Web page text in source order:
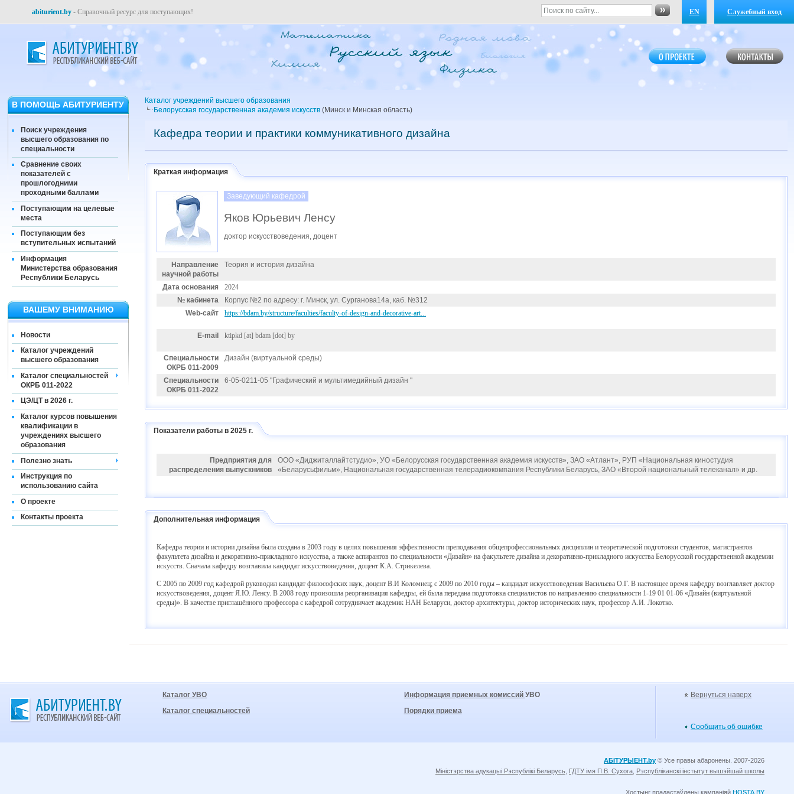
EN Служебный вход
abiturient.by - Справочный ресурс для поступающих!
В ПОМОЩЬ АБИТУРИЕНТУ
Поиск учреждения
высшего образования по
специальности
Сравнение своих
показателей с
прошлогодними
проходными баллами
Поступающим на целевые
места
Поступающим без
вступительных испытаний
Информация
Министерства образования
Республики Беларусь
ВАШЕМУ ВНИМАНИЮ
Новости
Каталог учреждений
высшего образования
Каталог специальностей
ОКРБ 011-2022
ЦЭ/ЦТ в 2026 г.
Каталог курсов повышения
квалификации в
учреждениях высшего
образования
Полезно знать
Инструкция по
использованию сайта
О проекте
Контакты проекта
Каталог учреждений высшего образования
Белорусская государственная академия искусств (Минск и Минская область)
Кафедра теории и практики коммуникативного дизайна
Краткая информация
Заведующий кафедрой
Яков Юрьевич Ленсу
доктор искусствоведения, доцент
Направление
научной работы
Теория и история дизайна
Дата основания
2024
№ кабинета
Корпус №2 по адресу: г. Минск, ул. Сурганова14а, каб. №312
Web-сайт
https://bdam.by/structure/faculties/faculty-of-design-and-decorative-art...
E-mail ktipkd [at] bdam [dot] by
Специальности
ОКРБ 011-2009
Дизайн (виртуальной среды)
Специальности
ОКРБ 011-2022
6-05-0211-05 "Графический и мультимедийный дизайн "
Показатели работы в 2025 г.
Предприятия для
распределения выпускников
ООО «Диджиталлайтстудио», УО «Белорусская государственная академия искусств», ЗАО «Атлант», РУП «Национальная киностудия
«Беларусьфильм», Национальная государственная телерадиокомпания Республики Беларусь, ЗАО «Второй национальный телеканал» и др.
Дополнительная информация
Кафедра теории и истории дизайна была создана в 2003 году в целях повышения эффективности преподавания общепрофессиональных дисциплин и теоретической подготовки студентов, магистрантов
факультета дизайна и декоративно-прикладного искусства, а также аспирантов по специальности «Дизайн» на факультете дизайна и декоративно-прикладного искусства Белорусской государственной академии
искусств. Сначала кафедру возглавила кандидат искусствоведения, доцент К.А. Стрикелева.
С 2005 по 2009 год кафедрой руководил кандидат философских наук, доцент В.И Коломиец; с 2009 по 2010 годы – кандидат искусствоведения Васильева О.Г. В настоящее время кафедру возглавляет доктор
искусствоведения, доцент Я.Ю. Ленсу. В 2008 году произошла реорганизация кафедры, ей была передана подготовка специалистов по направлению специальности 1-19 01 01-06 «Дизайн (виртуальной
среды)». В качестве приглашённого профессора с кафедрой сотрудничает академик НАН Беларуси, доктор архитектуры, доктор исторических наук, профессор А.И. Локотко.
Вернуться наверх
Сообщить об ошибке
Каталог УВО
Каталог специальностей
Информация приемных комиссий УВО
Порядки приема
АБІТУРЫЕНТ.by © Усе правы абаронены. 2007-2026
Міністэрства адукацыі Рэспублікі Беларусь
ГДТУ імя П.В. Сухога Рэспубліканскі інстытут вышэйшай школы
Хостынг прадастаўлены кампаніяй HOSTA.BY